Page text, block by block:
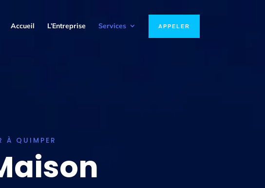
Accueil L’Entreprise Services APPELER
À QUIMPER